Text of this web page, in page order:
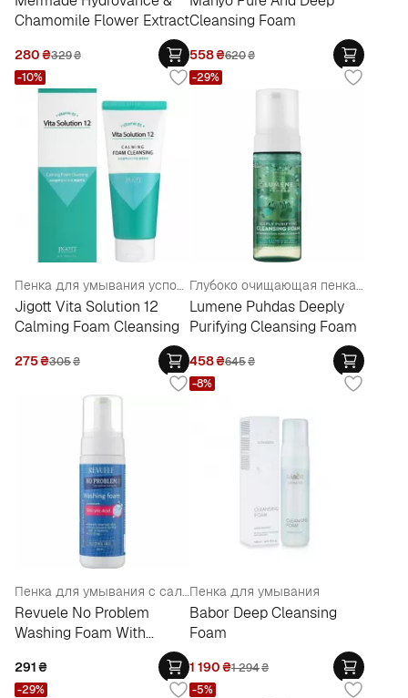
Chamomile Flower Extract
280₴329₴
Cleansing Foam
558₴620₴
Пенка для умывания успокаивающая
Jigott Vita Solution 12
Calming Foam Cleansing
275₴305₴
-10%
Глубоко очищающая пенка для умывания
Lumene Puhdas Deeply
Purifying Cleansing Foam
458₴645₴
-29%
Пенка для умывания с салициловой кислотой
Revuele No Problem
Washing Foam With
291₴
Пенка для умывания
Babor Deep Cleansing
Foam
1 190₴1 294₴
-8%
-29% -5%